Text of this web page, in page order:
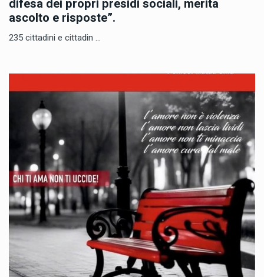
difesa dei propri presidi sociali, merita
ascolto e risposte”.
235 cittadini e cittadin ...